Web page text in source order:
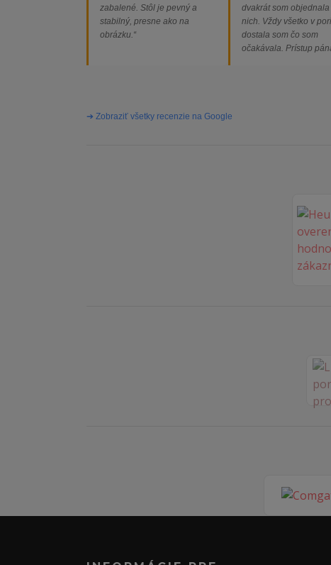
zabalené. Stôl je pevný a
stabilný, presne ako na
obrázku.“
dvakrát som
nich. Vždy všetko v
dostala som čo som
očakávala. Prístup
➔ Zobraziť všetky recenzie na Google